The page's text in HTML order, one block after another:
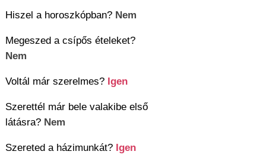
Hiszel a horoszkópban? Nem
Megeszed a csípős ételeket?
Nem
Voltál már szerelmes? Igen
Szerettél már bele valakibe első
látásra? Nem
Szereted a házimunkát? Igen